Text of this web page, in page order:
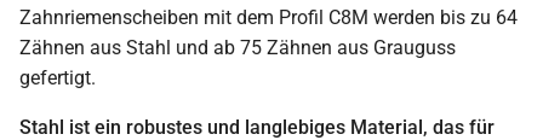
Zahnriemenscheiben mit dem Profil C8M werden bis zu 64
Zähnen aus Stahl und ab 75 Zähnen aus Grauguss
gefertigt.
Stahl ist ein robustes und langlebiges Material, das für